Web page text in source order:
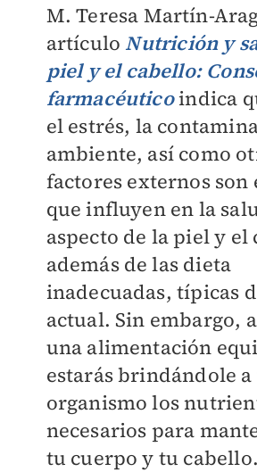
M. Teresa Martín-
artículoNutrición y
piel y el cabello:
farmacéuticoindica
el estrés, la
ambiente, así como
factores externos son
que influyen en la
aspecto de la piel y el
además de las dieta
inadecuadas, típicas
actual. Sin embargo,
una alimentación
estarás brindándole
organismo los
necesarios para
tu cuerpo y tu cabello.